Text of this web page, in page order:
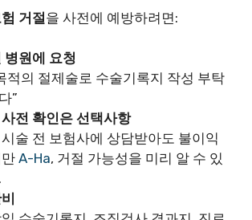
거절을 사전에 예방하려면:
병원에 요청
적의 절제술로 수술기록지 작성 부탁
”
전 확인은 선택사항
술 전 보험사에 상담받아도 불이익
A-Ha, 거절 가능성을 미리 알 수 있